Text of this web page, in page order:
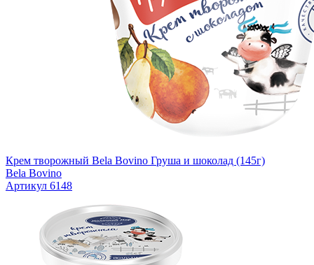
Крем творожный Bela Bovino Груша и шоколад (145г)
Bela Bovino
Артикул 6148